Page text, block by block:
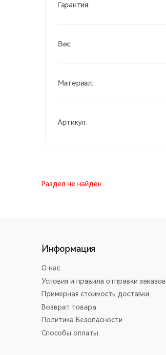
Гарантия:
Вес:
Материал:
Артикул:
Раздел не найден
Информация
О нас
Условия и правила отправки заказов
Примерная стоимость доставки
Возврат товара
Политика Безопасности
Способы оплаты